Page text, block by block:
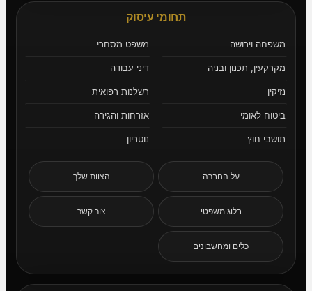
תחומי עיסוק
משפחה וירושה משפט מסחרי
מקרקעין, תכנון ובניה דיני עבודה
נזיקין רשלנות רפואית
ביטוח לאומי אזרחות והגירה
תושבי חוץ נוטריון
על החברה הצוות שלך
בלוג משפטי צור קשר
כלים ומחשבונים